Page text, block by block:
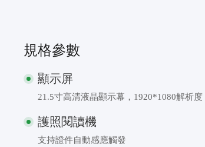
規格參數
顯示屏
21.5寸高清液晶顯示幕，1920*1080解析度
護照閱讀機
支持證件自動感應觸發